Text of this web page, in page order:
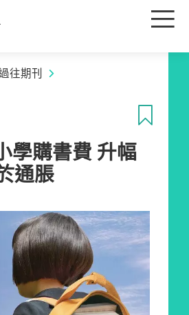
目
往期刊
學購書費 升幅
通脹